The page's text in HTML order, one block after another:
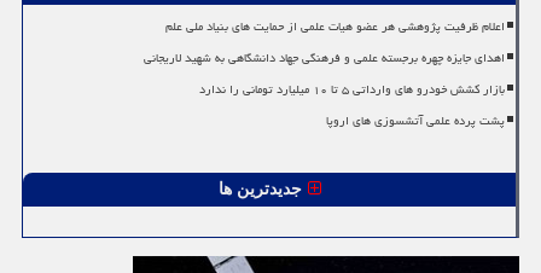
اعلام ظرفیت پژوهشی هر عضو هیات علمی از حمایت های بنیاد ملی علم
اهدای جایزه چهره برجسته علمی و فرهنگی جهاد دانشگاهی به شهید لاریجانی
بازار کشش خودرو های وارداتی ۵ تا ۱۰ میلیارد تومانی را ندارد
پشت پرده علمی آتشسوزی های اروپا
جدیدترین ها